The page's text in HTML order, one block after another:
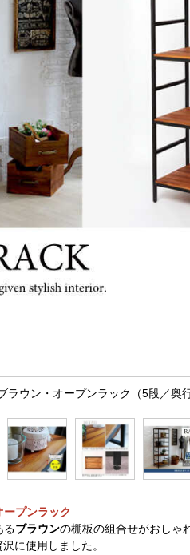
ウン・オープンラック（5段／奥
プンラック
るブラウンの棚板の組合せがおしゃ
に使用しました。